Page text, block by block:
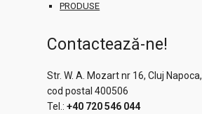
PRODUSE
Contactează-ne!
Str. W. A. Mozart nr 16, Cluj Napoca,
cod postal 400506
Tel.:+40 720 546 044